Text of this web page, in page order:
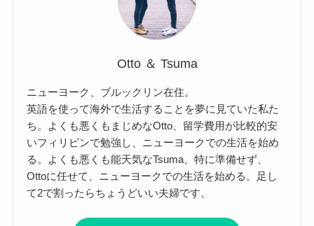
Otto ＆ Tsuma
ニューヨーク、ブルックリン在住。
英語を使って海外で生活することを夢に見ていた私た
ち。よくも悪くもまじめなOtto、留学費用が比較的安
いフィリピンで勉強し、ニューヨークでの生活を始め
る。よくも悪くも能天気なTsuma、特に準備せず、
Ottoに任せて、ニューヨークでの生活を始める。足し
て2で割ったらちょうどいい夫婦です。